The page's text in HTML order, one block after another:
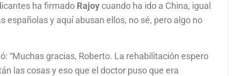
ha firmado Rajoy cuando ha ido a China, igual
españolas y aquí abusan ellos, no sé, pero algo no
“Muchas gracias, Roberto. La rehabilitación espero
las cosas y eso que el doctor puso que era